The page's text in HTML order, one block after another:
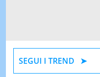
SEGUI I TREND